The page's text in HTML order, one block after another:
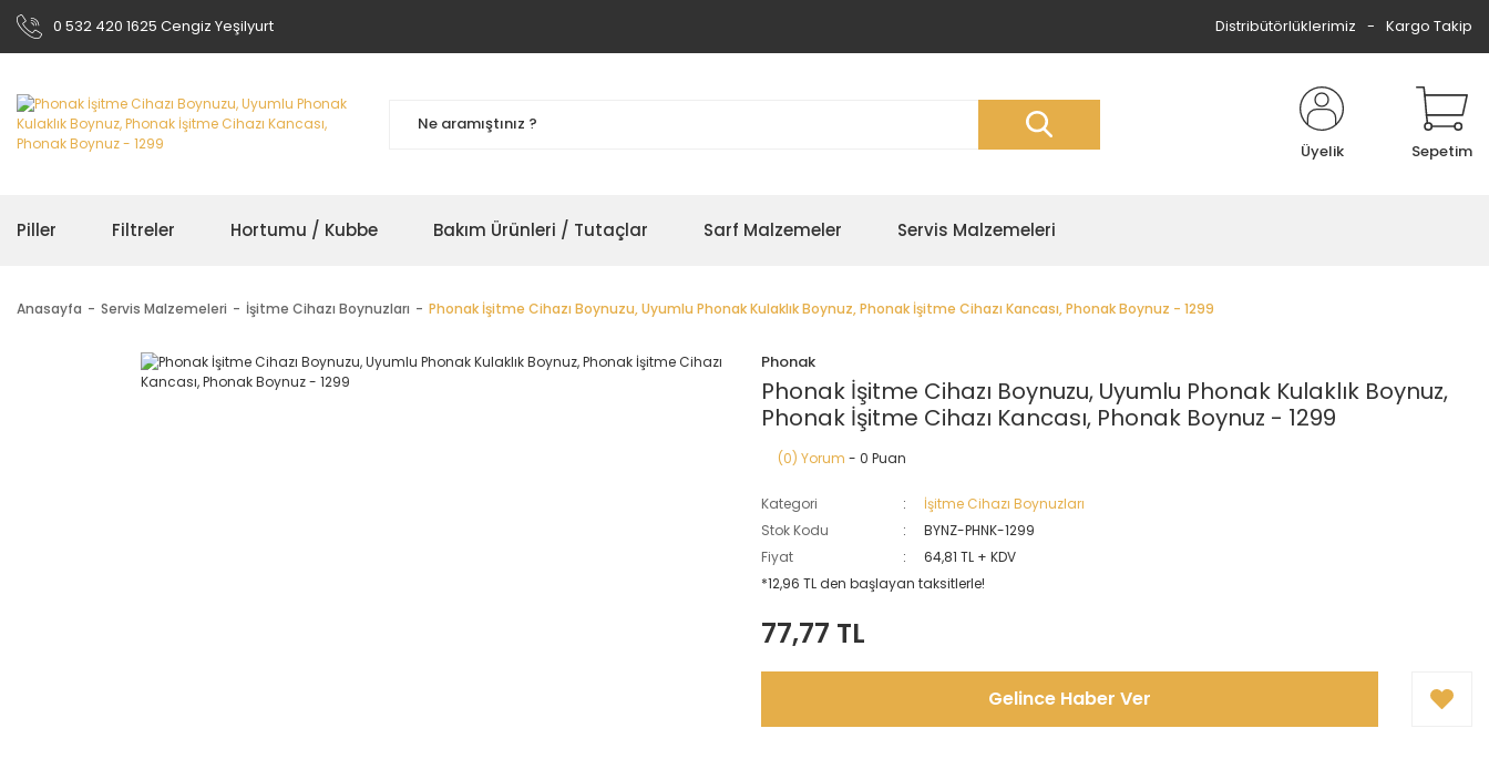
0 532 420 1625 Cengiz Yeşilyurt Distribütörlüklerimiz Kargo Takip
Üyelik Sepetim
Piller Filtreler Hortumu / Kubbe Bakım Ürünleri / Tutaçlar Sarf Malzemeler Servis Malzemeleri
Anasayfa Servis Malzemeleri İşitme Cihazı Boynuzları Phonak İşitme Cihazı Boynuzu, Uyumlu Phonak Kulaklık Boynuz, Phonak İşitme Cihazı Kancası, Phonak Boynuz - 1299
Phonak
Phonak İşitme Cihazı Boynuzu, Uyumlu Phonak Kulaklık Boynuz,
Phonak İşitme Cihazı Kancası, Phonak Boynuz - 1299
(0) Yorum - 0 Puan
Kategori
İşitme Cihazı Boynuzları
Stok Kodu
BYNZ-PHNK-1299
Fiyat
64,81 TL + KDV
*12,96 TL den başlayan taksitlerle!
77,77 TL
Gelince Haber Ver